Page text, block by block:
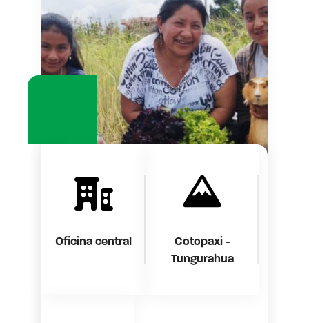
Oficina central
Cotopaxi -
Tungurahua